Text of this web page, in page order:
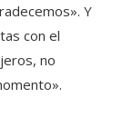
Y
con el
no